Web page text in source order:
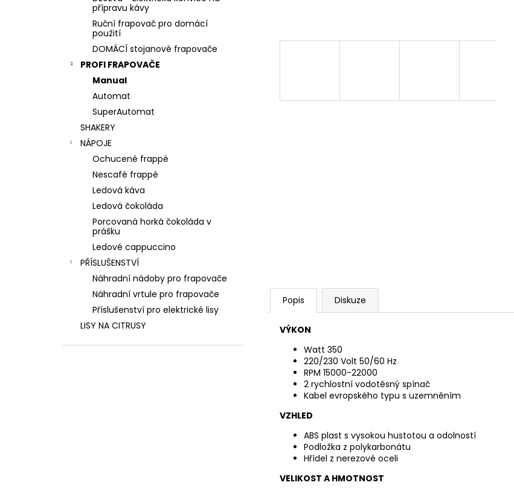
přípravu kávy
Ruční frapovač pro domácí
použití
DOMÁCÍ stojanové frapovače
PROFI FRAPOVAČE
Manual
Automat
SuperAutomat
SHAKERY
NÁPOJE
Ochucené frappé
Nescafé frappé
Ledová káva
Ledová čokoláda
Porcovaná horká čokoláda v
prášku
Ledové cappuccino
PŘÍSLUŠENSTVÍ
Náhradní nádoby pro frapovače
Náhradní vrtule pro frapovače
Příslušenství pro elektrické lisy
LISY NA CITRUSY
Popis Diskuze
VÝKON
Watt 350
220/230 Volt 50/60 Hz
RPM 15000-22000
2 rychlostní vodotěsný spínač
Kabel evropského typu s uzemněním
VZHLED
ABS plast s vysokou hustotou a odolností
Podložka z polykarbonátu
Hřídel z nerezové oceli
VELIKOST A HMOTNOST